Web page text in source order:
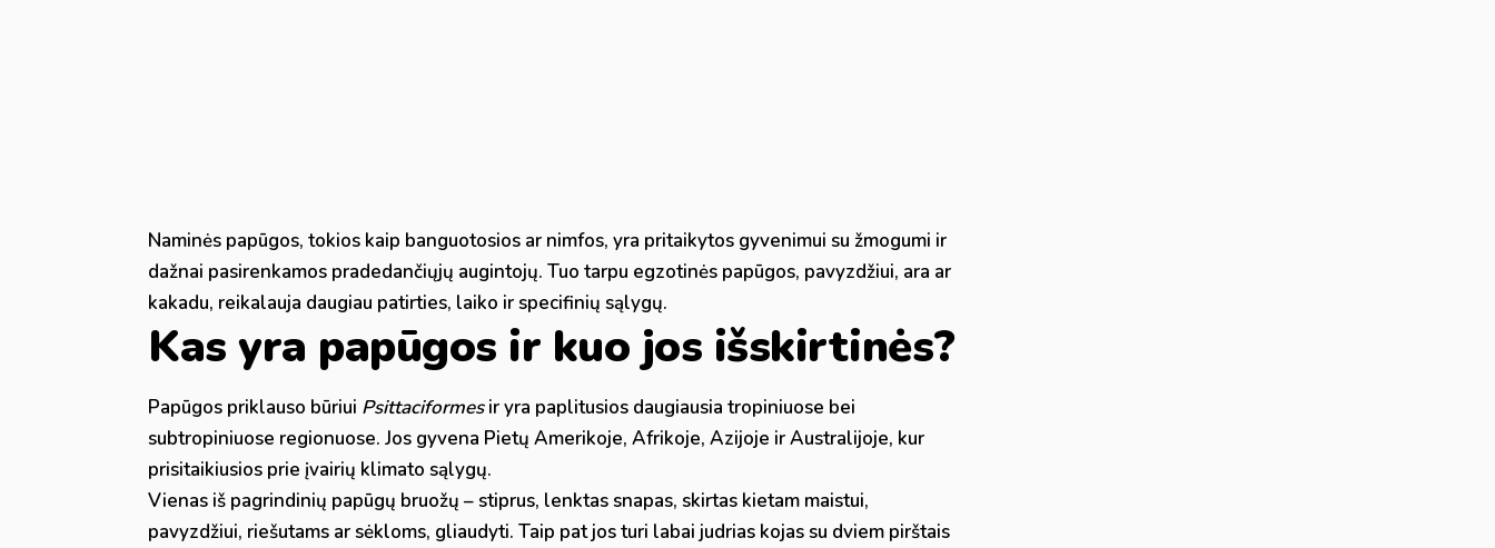
Naminės papūgos, tokios kaip banguotosios ar nimfos, yra pritaikytos gyvenimui su žmogumi ir
dažnai pasirenkamos pradedančiųjų augintojų. Tuo tarpu egzotinės papūgos, pavyzdžiui, ara ar
kakadu, reikalauja daugiau patirties, laiko ir specifinių sąlygų.
Kas yra papūgos ir kuo jos išskirtinės?
Papūgos priklauso būriui Psittaciformesir yra paplitusios daugiausia tropiniuose bei
subtropiniuose regionuose. Jos gyvena Pietų Amerikoje, Afrikoje, Azijoje ir Australijoje, kur
prisitaikiusios prie įvairių klimato sąlygų.
Vienas iš pagrindinių papūgų bruožų – stiprus, lenktas snapas, skirtas kietam maistui,
pavyzdžiui, riešutams ar sėkloms, gliaudyti. Taip pat jos turi labai judrias kojas su dviem pirštais